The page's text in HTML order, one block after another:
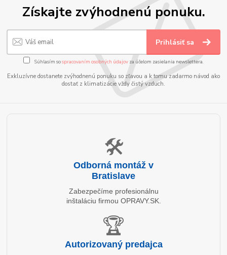
Získajte zvýhodnenú ponuku.
Prihlásiť sa
Súhlasím sospracovaním osobných údajov za účelom zasielania newslettera.
Exkluzívne dostanete zvýhodnenú ponuku so zľavou a k tomu zadarmo návod ako
dostať z klimatizácie vždy čistý vzduch.
🛠️
Odborná montáž v
Bratislave
Zabezpečíme profesionálnu
inštaláciu firmou OPRAVY.SK.
🏆
Autorizovaný predajca